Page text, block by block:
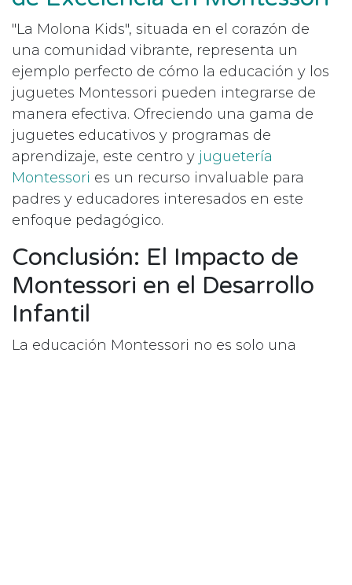
"La Molona Kids", situada en el corazón de
una comunidad vibrante, representa un
ejemplo perfecto de cómo la educación y los
juguetes Montessori pueden integrarse de
manera efectiva. Ofreciendo una gama de
juguetes educativos y programas de
aprendizaje, este centro y juguetería
Montessori es un recurso invaluable para
padres y educadores interesados en este
enfoque pedagógico.
Conclusión: El Impacto de
Montessori en el Desarrollo
Infantil
La educación Montessori no es solo una